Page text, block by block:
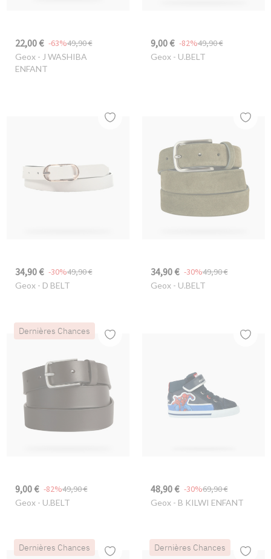
22,00 € 49,90 €
-63%
Geox- J WASHIBA
ENFANT
9,00 € 49,90 €
-82%
Geox- U.BELT
34,90 € 49,90 €
-30%
Geox- D BELT
34,90 € 49,90 €
-30%
Geox- U.BELT
Dernières Chances
9,00 € 49,90 €
-82%
Geox- U.BELT
48,90 € 69,90 €
-30%
Geox- B KILWI ENFANT
Dernières Chances Dernières Chances